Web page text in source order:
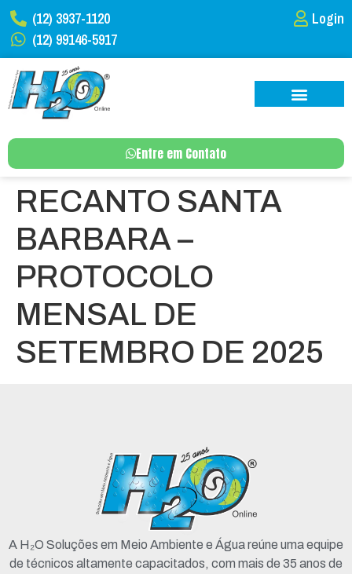
(12) 3937-1120
(12) 99146-5917
Login
Entre em Contato
RECANTO SANTA
BARBARA –
PROTOCOLO
MENSAL DE
SETEMBRO DE 2025
A H₂O Soluções em Meio Ambiente e Água reúne uma equipe
de técnicos altamente capacitados, com mais de 35 anos de